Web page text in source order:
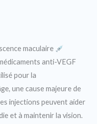
maculaire
anti-VEGF
pour la
une cause majeure de
injections peuvent aider
et à maintenir la vision.